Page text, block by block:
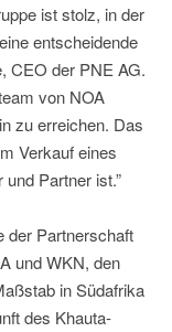
ist stolz, in der
entscheidende
CEO der PNE AG.
von NOA
zu erreichen. Das
Verkauf eines
Partner ist.”
der Partnerschaft
und WKN, den
in Südafrika
des Khauta-